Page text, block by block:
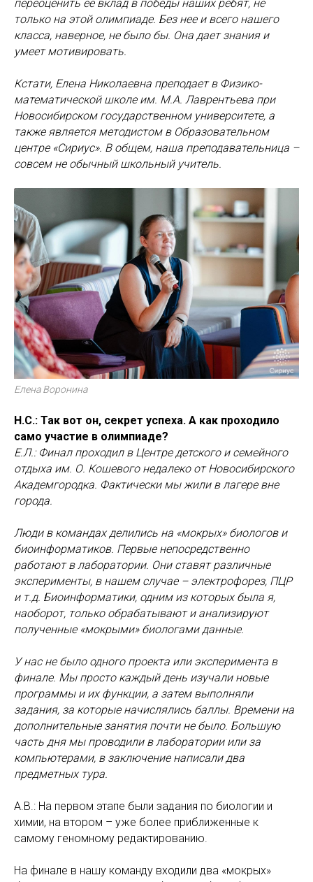
переоценить ее вклад в победы наших ребят, не
только на этой олимпиаде. Без нее и всего нашего
класса, наверное, не было бы. Она дает знания и
умеет мотивировать.
Кстати, Елена Николаевна преподает в Физико-
математической школе им. М.А. Лаврентьева при
Новосибирском государственном университете, а
также является методистом в Образовательном
центре «Сириус». В общем, наша преподавательница –
совсем не обычный школьный учитель.
Елена Воронина
Н.С.: Так вот он, секрет успеха. А как проходило
само участие в олимпиаде?
Е.Л.: Финал проходил в Центре детского и семейного
отдыха им. О. Кошевого недалеко от Новосибирского
Академгородка. Фактически мы жили в лагере вне
города.
Люди в командах делились на «мокрых» биологов и
биоинформатиков. Первые непосредственно
работают в лаборатории. Они ставят различные
эксперименты, в нашем случае – электрофорез, ПЦР
и т.д. Биоинформатики, одним из которых была я,
наоборот, только обрабатывают и анализируют
полученные «мокрыми» биологами данные.
У нас не было одного проекта или эксперимента в
финале. Мы просто каждый день изучали новые
программы и их функции, а затем выполняли
задания, за которые начислялись баллы. Времени на
дополнительные занятия почти не было. Большую
часть дня мы проводили в лаборатории или за
компьютерами, в заключение написали два
предметных тура.
А.В.: На первом этапе были задания по биологии и
химии, на втором – уже более приближенные к
самому геномному редактированию.
На финале в нашу команду входили два «мокрых»